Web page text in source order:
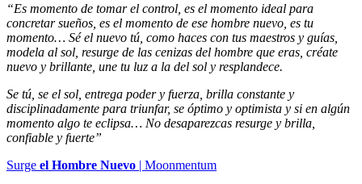
“Es momento de tomar el control, es el momento ideal para
concretar sueños, es el momento de ese hombre nuevo, es tu
momento… Sé el nuevo tú, como haces con tus maestros y guías,
modela al sol, resurge de las cenizas del hombre que eras, créate
nuevo y brillante, une tu luz a la del sol y resplandece.
Se tú, se el sol, entrega poder y fuerza, brilla constante y
disciplinadamente para triunfar, se óptimo y optimista y si en algún
momento algo te eclipsa… No desaparezcas resurge y brilla,
confiable y fuerte”
Surge el Hombre Nuevo | Moonmentum